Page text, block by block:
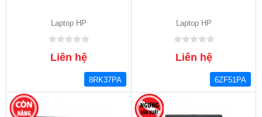
Laptop HP
Liên hệ
8RK37PA
Laptop HP
Liên hệ
6ZF51PA